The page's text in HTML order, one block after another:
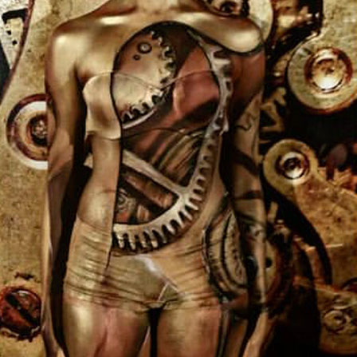
Formação
Agenciamento
Media
Diálogo